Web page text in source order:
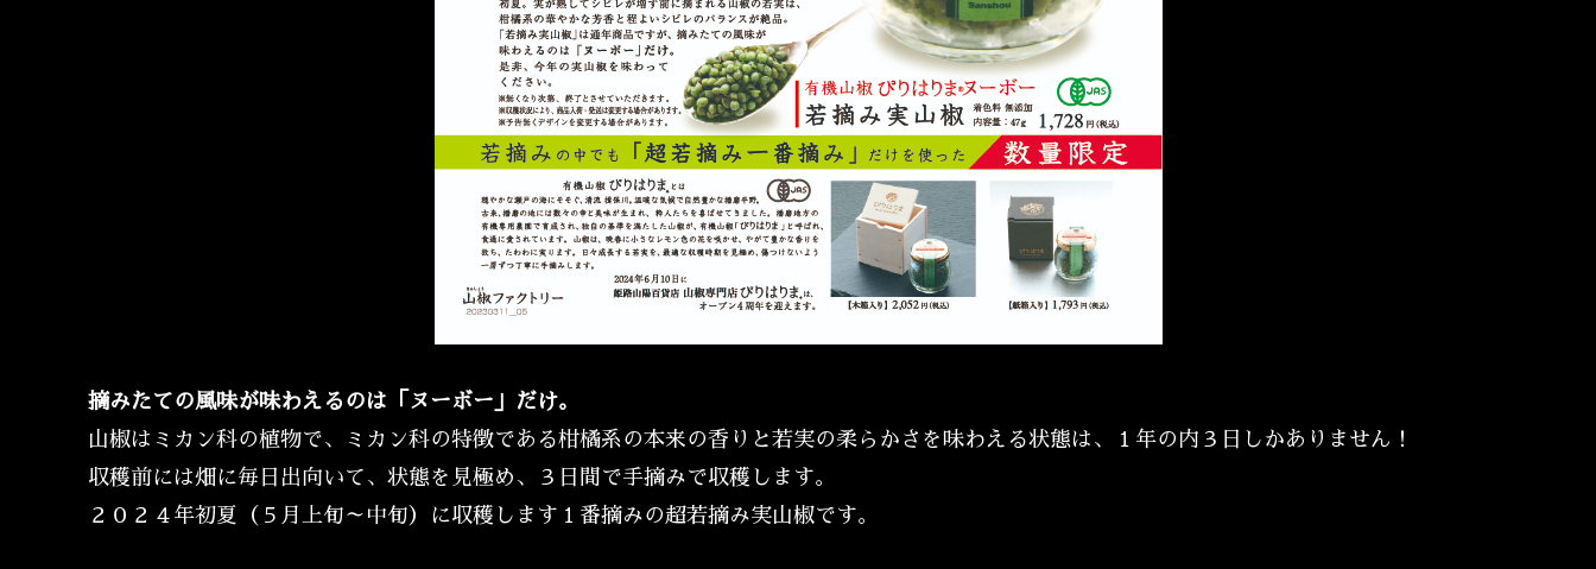
摘みたての風味が味わえるのは「ヌーボー」だけ。
山椒はミカン科の植物で、ミカン科の特徴である柑橘系の本来の香りと若実の柔らかさを味わえる状態は、１年の内３日しかありません！
収穫前には畑に毎日出向いて、状態を見極め、３日間で手摘みで収穫します。
２０２４年初夏（５月上旬～中旬）に収穫します１番摘みの超若摘み実山椒です。